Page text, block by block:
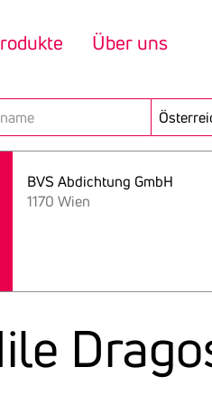
Über uns
Region
BVS Abdichtung GmbH
1170 Wien